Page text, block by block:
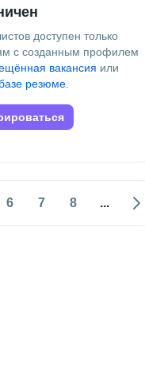
доступен только
с созданным профилем
вакансия или
резюме.
6 7 8 ...